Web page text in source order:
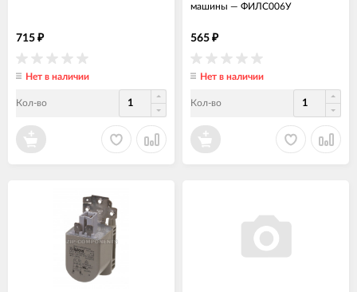
715 ₽
Нет в наличии
Кол-во
машины — ФИЛС006У
565 ₽
Нет в наличии
Кол-во